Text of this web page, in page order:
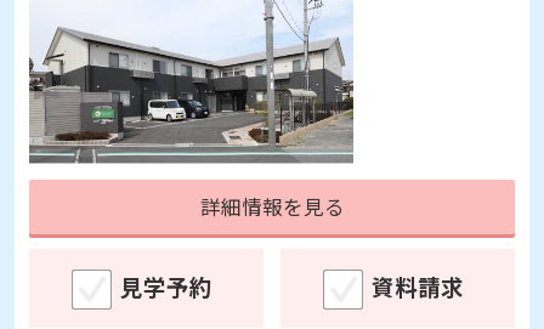
詳細情報を見る
見学予約 資料請求